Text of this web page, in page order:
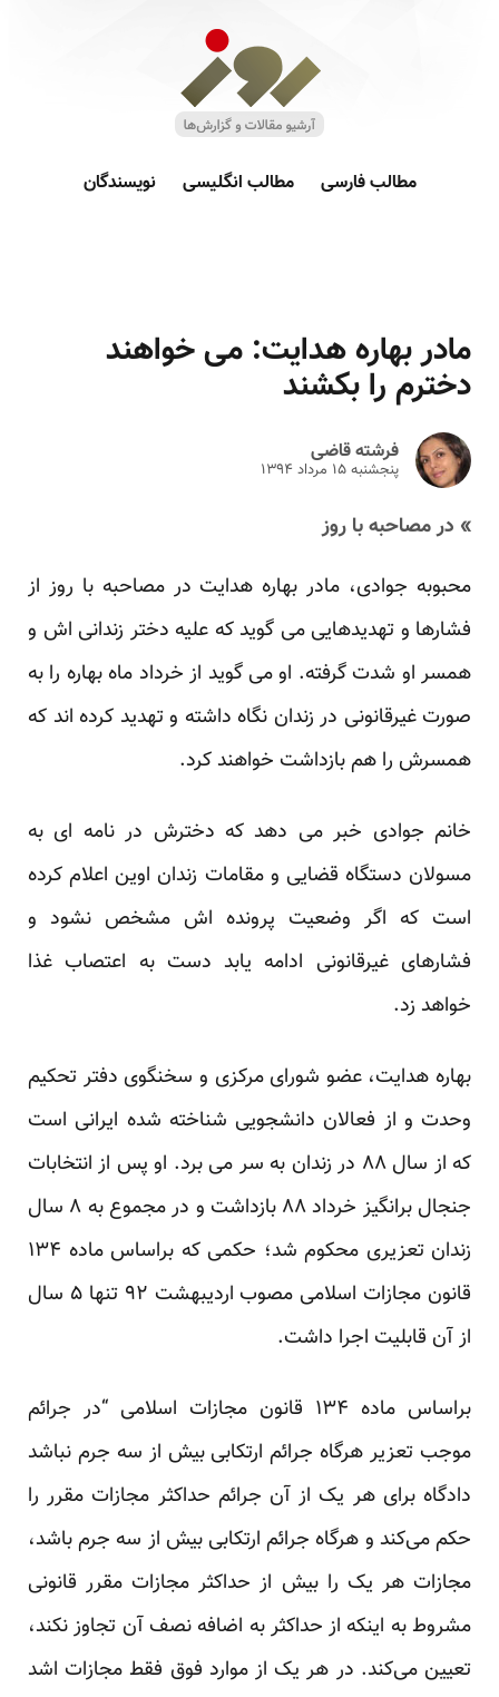
مطالب فارسی مطالب انگلیسی نویسندگان
مادر بهاره هدایت: می خواهند
دخترم را بکشند
فرشته قاضی
پنجشنبه ۱۵ مرداد ۱۳۹۴
» در مصاحبه با روز
محبوبه جوادی، مادر بهاره هدایت در مصاحبه با روز از
فشارها و تهدیدهایی می گوید که علیه دختر زندانی اش و
همسر او شدت گرفته. او می گوید از خرداد ماه بهاره را به
صورت غیرقانونی در زندان نگاه داشته و تهدید کرده اند که
همسرش را هم بازداشت خواهند کرد.
خانم جوادی خبر می دهد که دخترش در نامه ای به
مسولان دستگاه قضایی و مقامات زندان اوین اعلام کرده
است که اگر وضعیت پرونده اش مشخص نشود و
فشارهای غیرقانونی ادامه یابد دست به اعتصاب غذا
خواهد زد.
بهاره هدایت، عضو شورای مرکزی و سخنگوی دفتر تحکیم
وحدت و از فعالان دانشجویی شناخته شده ایرانی است
که از سال ۸۸ در زندان به سر می برد. او پس از انتخابات
جنجال برانگیز خرداد ۸۸ بازداشت و در مجموع به ۸ سال
زندان تعزیری محکوم شد؛ حکمی که براساس ماده ۱۳۴
قانون مجازات اسلامی مصوب اردیبهشت ۹۲ تنها ۵ سال
از آن قابلیت اجرا داشت.
براساس ماده ۱۳۴ قانون مجازات اسلامی “در جرائم
موجب تعزیر هرگاه جرائم ارتکابی بیش از سه جرم نباشد
دادگاه برای هر یک از آن جرائم حداکثر مجازات مقرر را
حکم می‌کند و هرگاه جرائم ارتکابی بیش از سه جرم باشد،
مجازات هر یک را بیش از حداکثر مجازات مقرر قانونی
مشروط به اینکه از حداکثر به اضافه نصف آن تجاوز نکند،
تعیین می‌کند. در هر یک از موارد فوق فقط مجازات اشد